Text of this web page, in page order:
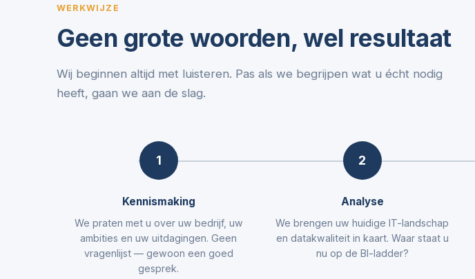
WERKWIJZE
Geen grote woorden, wel resultaat
Wij beginnen altijd met luisteren. Pas als we begrijpen wat u écht nodig
heeft, gaan we aan de slag.
1
Kennismaking
We praten met u over uw bedrijf, uw
ambities en uw uitdagingen. Geen
vragenlijst — gewoon een goed
gesprek.
2
Analyse
We brengen uw huidige IT-landschap
en datakwaliteit in kaart. Waar staat u
nu op de BI-ladder?